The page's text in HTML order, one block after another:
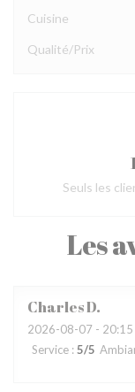
Les
CharlesD
2026-08-07 -
Service : 5/5
Cuisine
Qualité/Prix
Seuls les